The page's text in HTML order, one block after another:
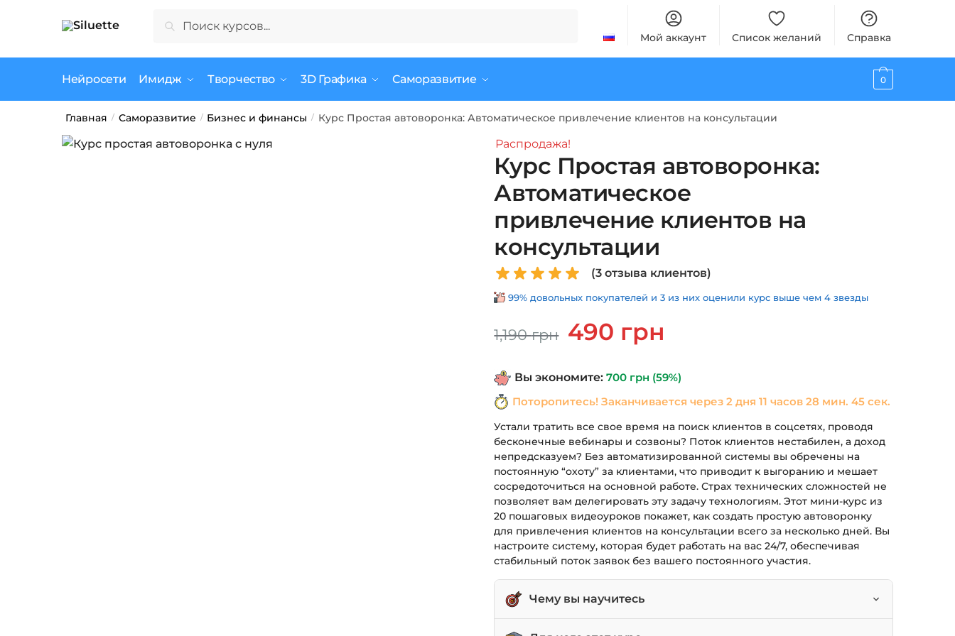
Поиск
Мой аккаунт Список желаний Справка
Нейросети Имидж Творчество 3D Графика Саморазвитие 0
Главная / Саморазвитие / Бизнес и финансы / Курс Простая автоворонка: Автоматическое привлечение клиентов на консультации
Распродажа!
Курс Простая автоворонка:
Автоматическое
привлечение клиентов на
консультации
(3 отзыва клиентов)
99% довольных покупателей и 3 из них оценили курс выше чем 4 звезды
1,190грн
Первоначальная
цена
1,190 грн.
490 грн
Вы экономите:700 грн (59%)
Поторопитесь! Заканчивается через2 дня 11 часов 28 мин. 44 сек.
Устали тратить все свое время на поиск клиентов в соцсетях, проводя
бесконечные вебинары и созвоны? Поток клиентов нестабилен, а доход
непредсказуем? Без автоматизированной системы вы обречены на
постоянную “охоту” за клиентами, что приводит к выгоранию и мешает
сосредоточиться на основной работе. Страх технических сложностей не
позволяет вам делегировать эту задачу технологиям. Этот мини-курс из
20 пошаговых видеоуроков покажет, как создать простую автоворонку
для привлечения клиентов на консультации всего за несколько дней. Вы
настроите систему, которая будет работать на вас 24/7, обеспечивая
стабильный поток заявок без вашего постоянного участия.
Чему вы научитесь